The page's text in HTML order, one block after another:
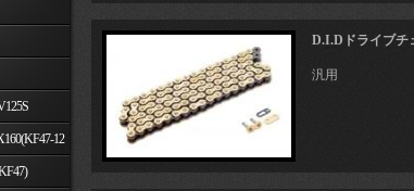
12
D.I.Dドライブチ
汎用